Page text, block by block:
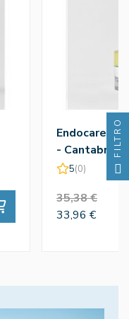
Endocare
- Cantabria
5(0)
35,38 €
33,96 €
FILTRO